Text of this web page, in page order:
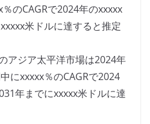
のCAGRで2024年のxxxxx
米ドルに達すると推定
アジア太平洋市場は2024年
にxxxxx％のCAGRで2024
年までにxxxxx米ドルに達